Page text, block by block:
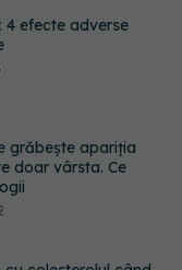
grăbește apariția
doar vârsta. Ce
colesterolul când
integrale?